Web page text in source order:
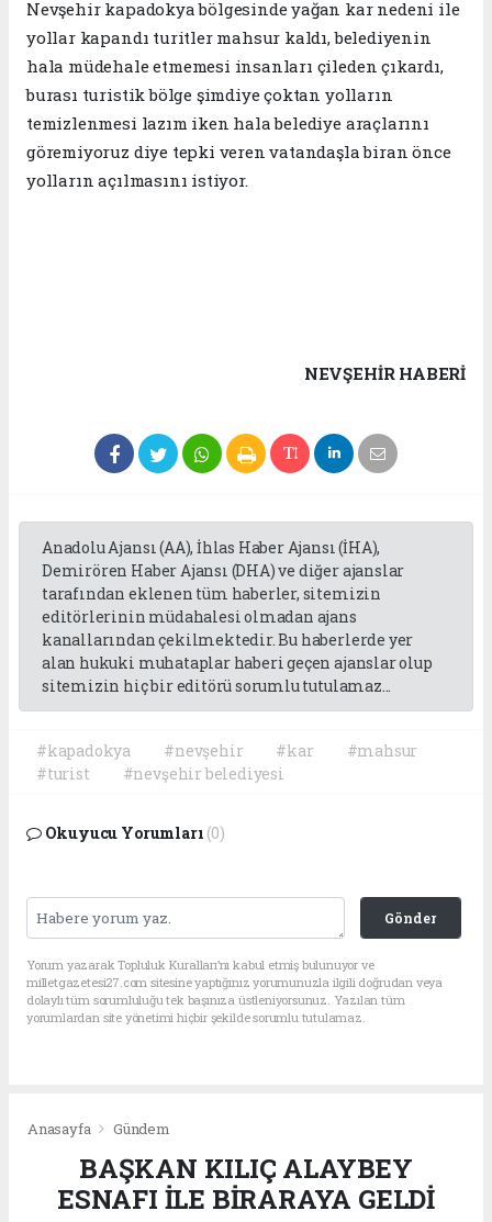
Nevşehir kapadokya bölgesinde yağan kar nedeni ile
yollar kapandı turitler mahsur kaldı, belediyenin
hala müdehale etmemesi insanları çileden çıkardı,
burası turistik bölge şimdiye çoktan yolların
temizlenmesi lazım iken hala belediye araçlarını
göremiyoruz diye tepki veren vatandaşla biran önce
yolların açılmasını istiyor.
NEVŞEHIR HABERİ
Anadolu Ajansı (AA), İhlas Haber Ajansı (İHA),
Demirören Haber Ajansı (DHA) ve diğer ajanslar
tarafından eklenen tüm haberler, sitemizin
editörlerinin müdahalesi olmadan ajans
kanallarından çekilmektedir. Bu haberlerde yer
alan hukuki muhataplar haberi geçen ajanslar olup
sitemizin hiç bir editörü sorumlu tutulamaz...
#kapadokya #nevşehir #kar
#mahsur
#turist
#nevşehir belediyesi
Okuyucu Yorumları (0)
Gönder
Yorum yazarak Topluluk Kuralları’nı kabul etmiş bulunuyor ve
milletgazetesi27.com sitesine yaptığınız yorumunuzla ilgili doğrudan veya
dolaylı tüm sorumluluğu tek başınıza üstleniyorsunuz. Yazılan tüm
yorumlardan site yönetimi hiçbir şekilde sorumlu tutulamaz.
Anasayfa Gündem
BAŞKAN KILIÇ ALAYBEY
ESNAFI İLE BİRARAYA GELDİ